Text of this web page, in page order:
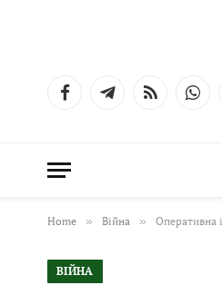
FacebookTelegramRSS
Home » Війна » Оперативна
ВІЙНА